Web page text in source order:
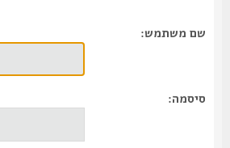
שם משתמש:
סיסמה: